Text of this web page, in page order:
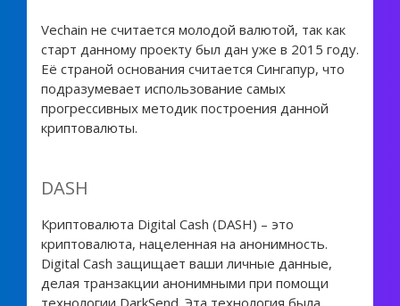
Vechain не считается молодой валютой, так как
старт данному проекту был дан уже в 2015 году.
Её страной основания считается Сингапур, что
подразумевает использование самых
прогрессивных методик построения данной
криптовалюты.
DASH
Криптовалюта Digital Cash (DASH) – это
криптовалюта, нацеленная на анонимность.
Digital Cash защищает ваши личные данные,
делая транзакции анонимными при помощи
технологии DarkSend. Эта технология была